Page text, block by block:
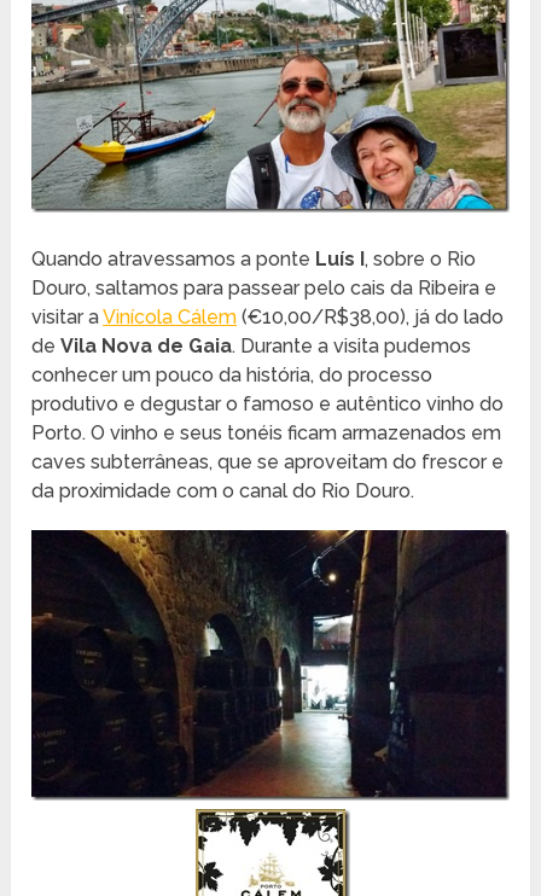
Quando atravessamos a ponte Luís I, sobre o Rio
Douro, saltamos para passear pelo cais da Ribeira e
visitar aVinícola Cálem (€10,00/R$38,00), já do lado
deVila Nova de Gaia. Durante a visita pudemos
conhecer um pouco da história, do processo
produtivo e degustar o famoso e autêntico vinho do
Porto. O vinho e seus tonéis ficam armazenados em
caves subterrâneas, que se aproveitam do frescor e
da proximidade com o canal do Rio Douro.